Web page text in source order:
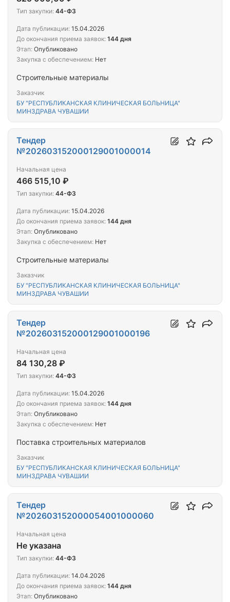
Строительные материалы
Заказчик
БУ "РЕСПУБЛИКАНСКАЯ КЛИНИЧЕСКАЯ БОЛЬНИЦА"
МИНЗДРАВА ЧУВАШИИ
Тип закупки: 44-ФЗ
Дата публикации: 15.04.2026
До окончания приема заявок: 144 дня
Этап: Опубликовано
Закупка с обеспечением: Нет
Строительные материалы
Заказчик
БУ "РЕСПУБЛИКАНСКАЯ КЛИНИЧЕСКАЯ БОЛЬНИЦА"
МИНЗДРАВА ЧУВАШИИ
Тендер
№202603152000129001000014
Начальная цена
466 515,10 ₽
Тип закупки: 44-ФЗ
Дата публикации: 15.04.2026
До окончания приема заявок: 144 дня
Этап: Опубликовано
Закупка с обеспечением: Нет
Поставка строительных материалов
Заказчик
БУ "РЕСПУБЛИКАНСКАЯ КЛИНИЧЕСКАЯ БОЛЬНИЦА"
МИНЗДРАВА ЧУВАШИИ
Тендер
№202603152000129001000196
Начальная цена
84 130,28 ₽
Тип закупки: 44-ФЗ
Дата публикации: 15.04.2026
До окончания приема заявок: 144 дня
Этап: Опубликовано
Закупка с обеспечением: Нет
Тендер
№202603152000054001000060
Начальная цена
Не указана
Тип закупки: 44-ФЗ
Дата публикации: 14.04.2026
До окончания приема заявок: 144 дня
Этап: Опубликовано